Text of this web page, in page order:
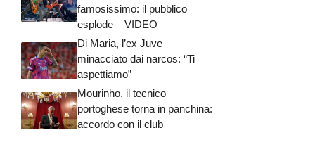
famosissimo: il pubblico
esplode – VIDEO
Di Maria, l’ex Juve
minacciato dai narcos: “Ti
aspettiamo”
Mourinho, il tecnico
portoghese torna in panchina:
accordo con il club